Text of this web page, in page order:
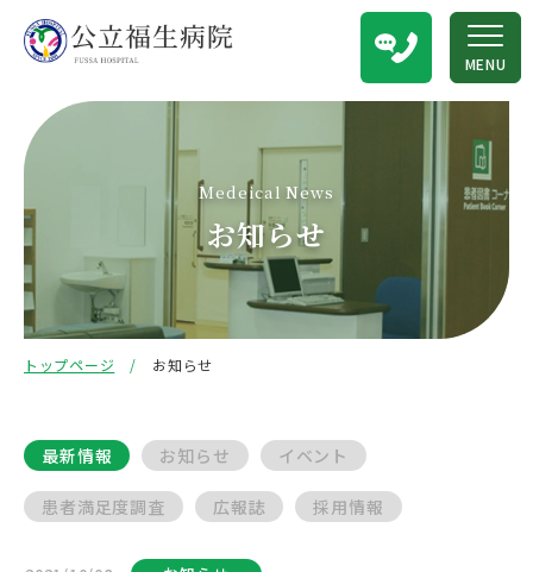
MENU
Medeical News
お知らせ
トップページ お知らせ
最新情報 お知らせ イベント
患者満足度調査 広報誌 採用情報